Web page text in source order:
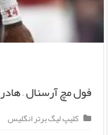
فول مچ آرسنال –
کلیپ,لیگ برتر انگلیس